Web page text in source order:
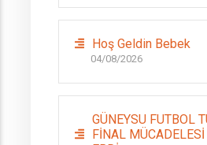
Hoş Geldin Bebek
04/08/2026
GÜNEYSU FUTBOL
FİNAL